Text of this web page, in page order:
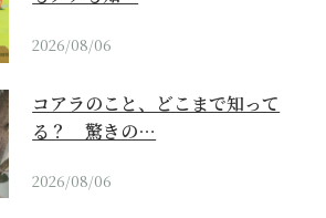
2026/08/06
コアラのこと、どこまで知って
る？ 驚きの…
2026/08/06